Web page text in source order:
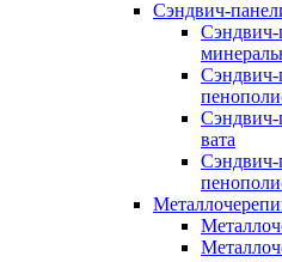
Сэндвич-
Сэндвич-
Сэндвич-
Сэндвич-
вата
Сэндвич-